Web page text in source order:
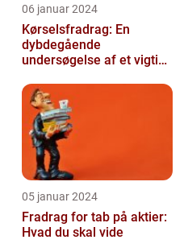
06 januar 2024
Kørselsfradrag: En
dybdegående
undersøgelse af et vigtigt
05 januar 2024
Fradrag for tab på aktier:
Hvad du skal vide